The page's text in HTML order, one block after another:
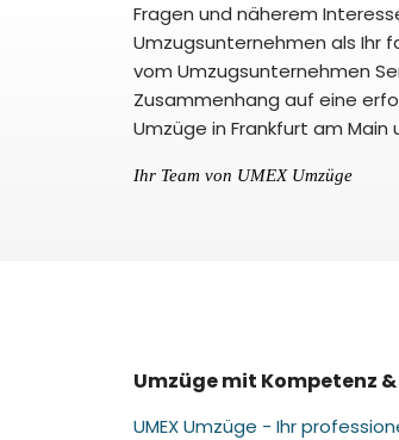
Fragen und näherem
Umzugsunternehmen als Ihr
vom Umzugsunternehmen
Zusammenhang auf eine
Umzüge in Frankfurt am
Ihr Team von UMEX Umzüge
Umzüge mit Kompetenz
UMEX Umzüge - Ihr